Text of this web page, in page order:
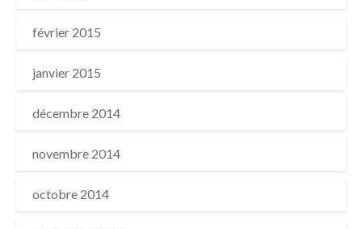
février 2015
janvier 2015
décembre 2014
novembre 2014
octobre 2014